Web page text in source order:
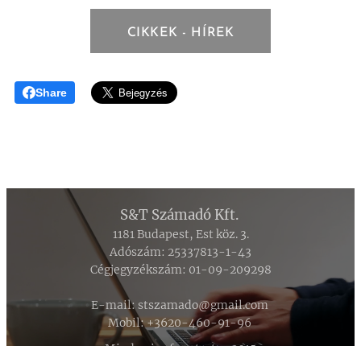
CIKKEK - HÍREK
Share
S&T Számadó Kft.
1181 Budapest, Est köz. 3.
Adószám: 25337813-1-43
Cégjegyzékszám: 01-09-209298
E-mail: stszamado@gmail.com
Mobil: +3620-460-91-96